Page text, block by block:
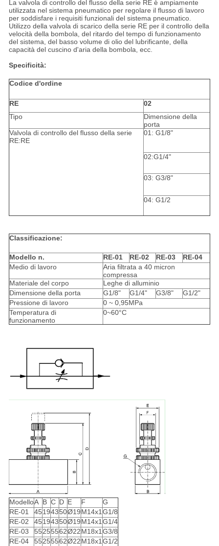
La valvola di controllo del flusso della serie RE è ampiamente
utilizzata nel sistema pneumatico per regolare il flusso di lavoro
per soddisfare i requisiti funzionali del sistema pneumatico.
Utilizzo della valvola di scarico della serie RE per il controllo della
velocità della bombola, del ritardo del tempo di funzionamento
del sistema, del basso volume di olio del lubrificante, della
capacità del cuscino d'aria della bombola, ecc.
Specificità:
Codice d'ordine
RE
02
Tipo
Dimensione della
porta
Valvola di controllo del flusso della serie
RE:RE
01: G1/8"
02:G1/4"
03: G3/8"
04: G1/2
Classificazione:
Modello n. RE-01 RE-02 RE-03
RE-04
Medio di lavoro
Aria filtrata a 40 micron
compressa
Materiale del corpo
Leghe di alluminio
Dimensione della porta
G1/8" G1/4" G3/8"
G1/2"
Pressione di lavoro
0 ~ 0,95MPa
Temperatura di
funzionamento
0~60°C
ModelloA B C D E F
G
RE-01
45194350Ø19M14x1 G1/8
RE-02
45194350Ø19M14x1 G1/4
RE-03
55255562Ø22M18x1 G3/8
RE-04
55255562Ø22M18x1 G1/2